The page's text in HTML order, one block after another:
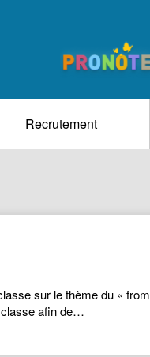
Recrutement
sur le thème du «
classe afin de…